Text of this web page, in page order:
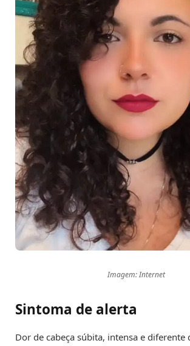
Imagem: Internet
Sintoma de alerta
Dor de cabeça súbita, intensa e diferente